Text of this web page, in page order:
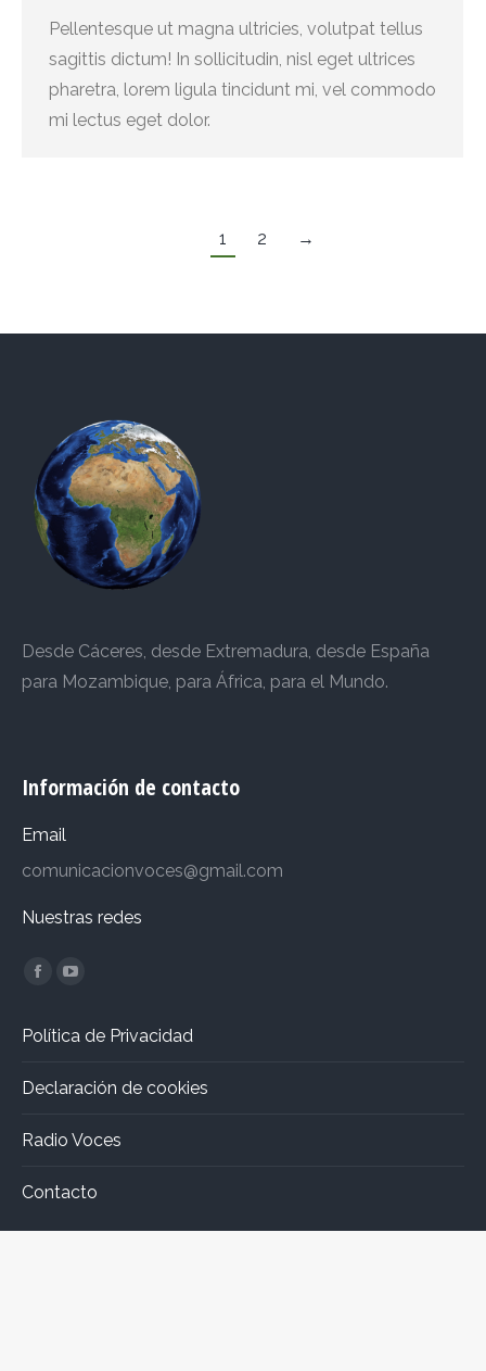
Pellentesque ut magna ultricies, volutpat tellus
sagittis dictum! In sollicitudin, nisl eget ultrices
pharetra, lorem ligula tincidunt mi, vel commodo
mi lectus eget dolor.
1 2 →
Desde Cáceres, desde Extremadura, desde España
para Mozambique, para África, para el Mundo.
Información de contacto
Email
comunicacionvoces@gmail.com
Nuestras redes
Encuéntranos en:
Facebook
opens
new
YouTube
opens
new
Política de Privacidad
Declaración de cookies
Radio Voces
Contacto